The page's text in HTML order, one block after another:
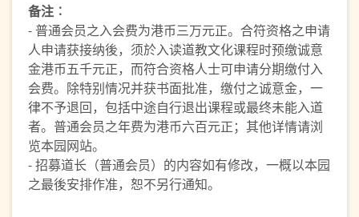
备注︰
- 普通会员之入会费为港币三万元正。合符资格之申请
人申请获接纳後，须於入读道教文化课程时预缴诚意
金港币五千元正，而符合资格人士可申请分期缴付入
会费。除特别情况并获书面批准，缴付之诚意金，一
律不予退回，包括中途自行退出课程或最终未能入道
者。普通会员之年费为港币六百元正；其他详情请浏
览本园网站。
- 招募道长（普通会员）的内容如有修改，一概以本园
之最後安排作准，恕不另行通知。